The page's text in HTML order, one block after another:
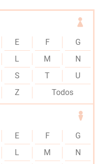
E F
G
L M
N
S T
U
Z Todos
E F
G
L M
N